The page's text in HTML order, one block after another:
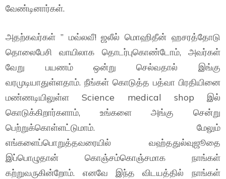
வேண்டினார்கள்.
அதற்கவர்கள் ” மவ்லவீ! ஜலீல் மொஹிதீன் ஹசரத்தோடு
தொலைபேசி வாயிலாக தொடர்புகொண்டோம், அவர்கள்
வேறு பயணம் ஒன்று செல்வதால் இங்கு
வரமுடியாதுள்ளதாம். நீங்கள் கொடுத்த பத்வா பிரதியினை
மண்ணடியிலுள்ள Science medical shop இல்
கொடுக்கிறார்களாம், உங்களை அங்கு சென்று
பெற்றுக்கொள்ளட்டுமாம். மேலும்
எங்களைப்பொறுத்தவரையில் வஹ்ததுல்வுஜூதை
இப்பொழுதான் கொஞ்சம்கொஞ்சமாக நாங்கள்
கற்றுவருகின்றோம். எனவே இந்த விடயத்தில் நாங்கள்